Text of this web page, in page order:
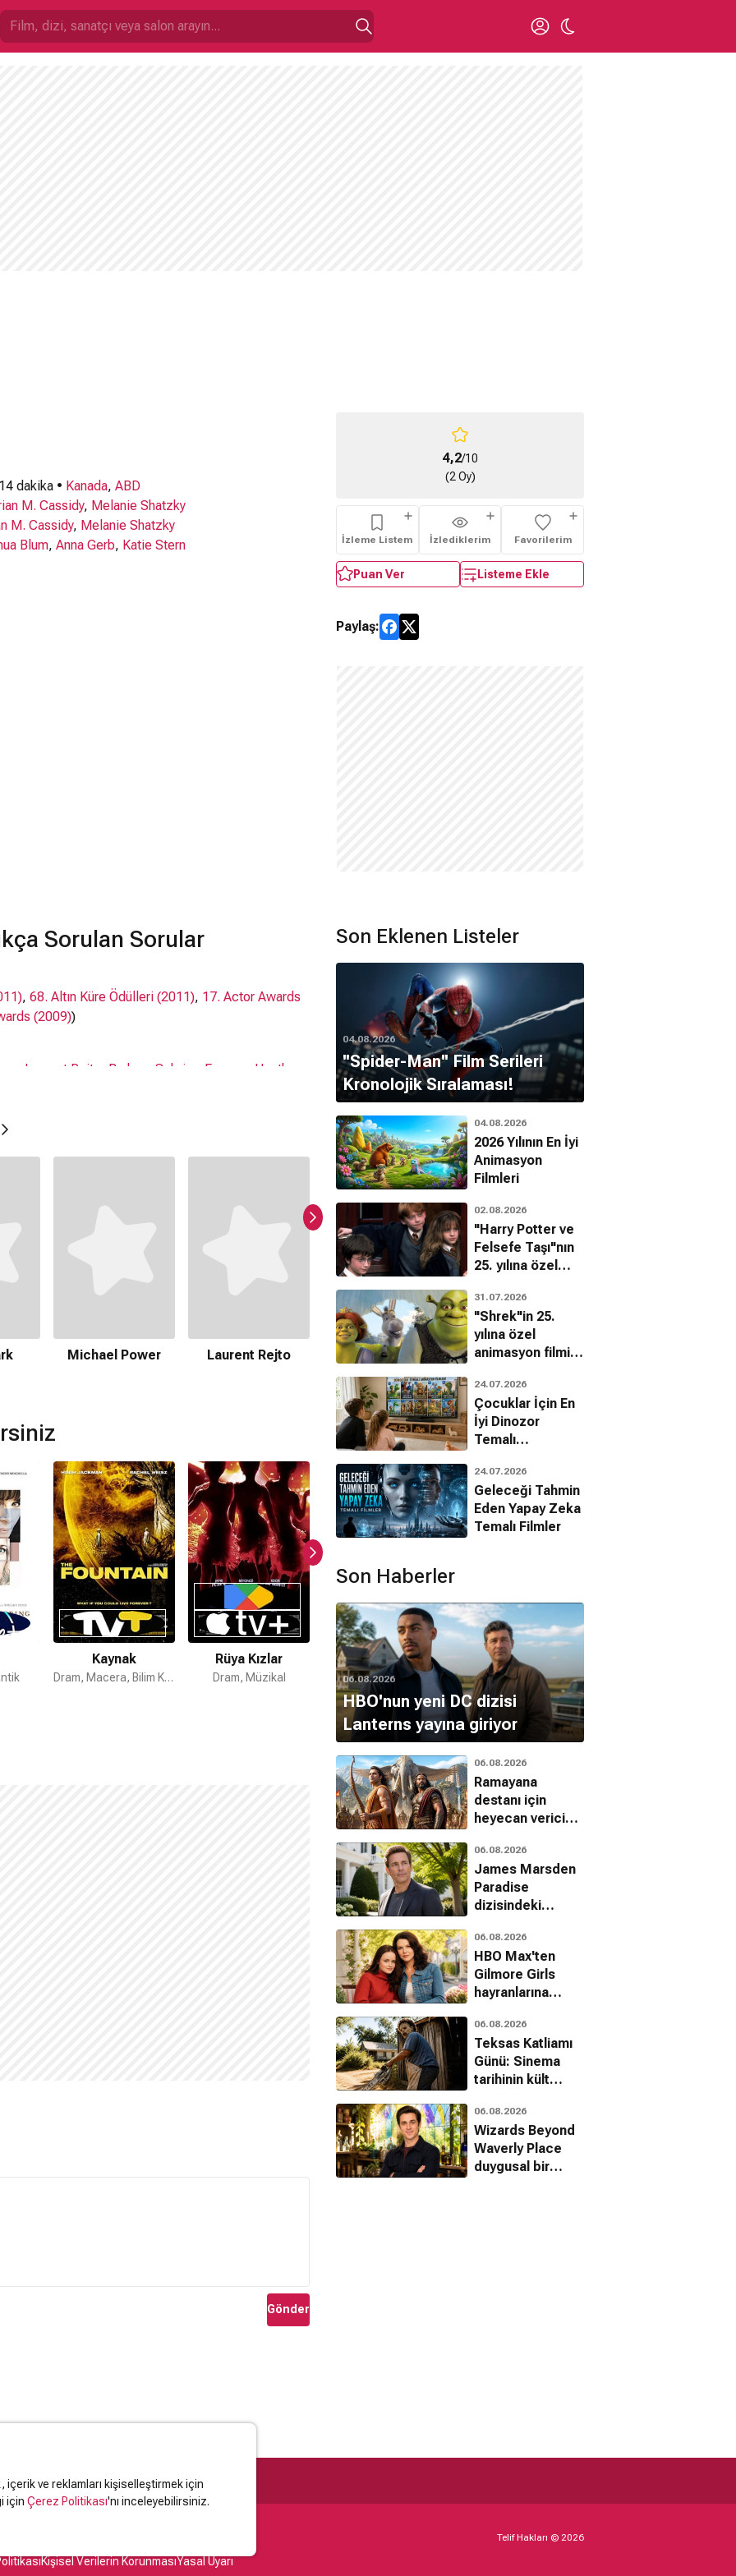
dakika • Kanada, ABD
M. Cassidy, Melanie Shatzky
M. Cassidy, Melanie Shatzky
Blum, Anna Gerb, Katie Stern
4,2/10
(2 Oy)
İzleme Listem İzlediklerim Favorilerim
Puan Ver Listeme Ekle
Paylaş:
Sorulan Sorular
, 68. Altın Küre Ödülleri (2011), 17. Actor Awards
(2009))
Laurent Rejto Barbara Sebring-Forman
Heather
Michael Power Laurent Rejto
Barbara Sebring-
Forman
Heather M. Kayal
Kaynak
Dram, Macera, Bilim Kurgu
Rüya Kızlar
Dram, Müzikal
Umudunu
Kaybetme
Dram
Terabithia Köprüsü
Macera, Dram, Aile
Gönder
Son Eklenen Listeler
04.08.2026
''Spider-Man'' Film Serileri
Kronolojik Sıralaması!
04.08.2026
2026 Yılının En İyi
Animasyon
Filmleri
02.08.2026
"Harry Potter ve
Felsefe Taşı"nın
25. yılına özel
bilinmeyenleri!
31.07.2026
"Shrek"in 25.
yılına özel
animasyon filmin
24.07.2026
Çocuklar İçin En
İyi Dinozor
Temalı
Filmleri
24.07.2026
Geleceği Tahmin
Eden Yapay Zeka
Temalı Filmler
Son Haberler
06.08.2026
HBO'nun yeni DC dizisi
Lanterns yayına giriyor
06.08.2026
Ramayana
destanı için
heyecan verici
yayınlandı
06.08.2026
James Marsden
Paradise
dizisindeki
ipuçlarını verdi
06.08.2026
HBO Max'ten
Gilmore Girls
hayranlarına
belgesel geliyor
06.08.2026
Teksas Katliamı
Günü: Sinema
tarihinin kült
06.08.2026
Wizards Beyond
Waverly Place
duygusal bir
içerik ve reklamları kişiselleştirmek için
için Çerez Politikası'nı inceleyebilirsiniz.
Kişisel Verilerin KorunmasıYasal Uyarı
Telif Hakları © 2026